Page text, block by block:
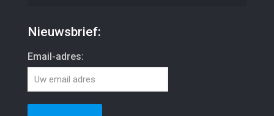
Nieuwsbrief:
Email-adres: